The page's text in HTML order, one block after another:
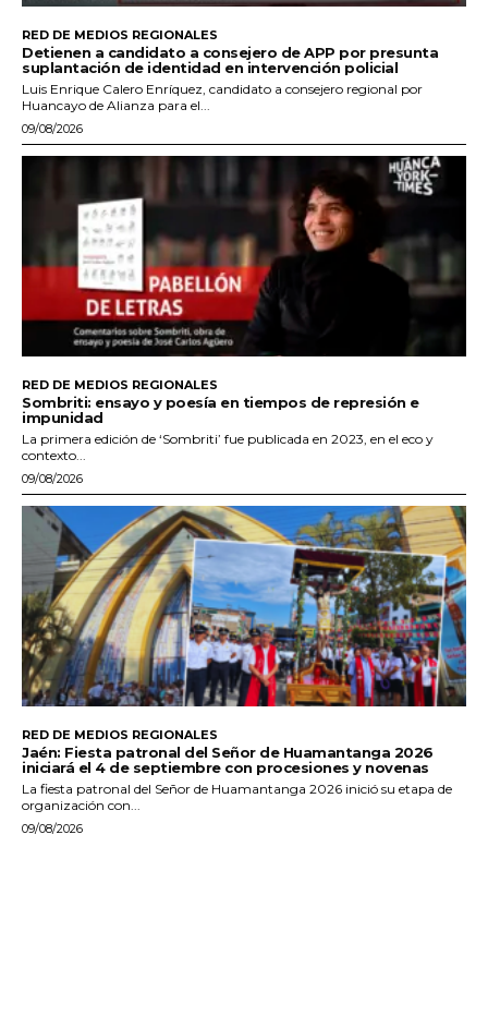
RED DE MEDIOS REGIONALES
Detienen a candidato a consejero de APP por presunta
suplantación de identidad en intervención policial
Luis Enrique Calero Enríquez, candidato a consejero regional por
Huancayo de Alianza para el...
09/08/2026
RED DE MEDIOS REGIONALES
Sombriti: ensayo y poesía en tiempos de represión e
impunidad
La primera edición de ‘Sombriti’ fue publicada en 2023, en el eco y
contexto...
09/08/2026
RED DE MEDIOS REGIONALES
Jaén: Fiesta patronal del Señor de Huamantanga 2026
iniciará el 4 de septiembre con procesiones y novenas
La fiesta patronal del Señor de Huamantanga 2026 inició su etapa de
organización con...
09/08/2026